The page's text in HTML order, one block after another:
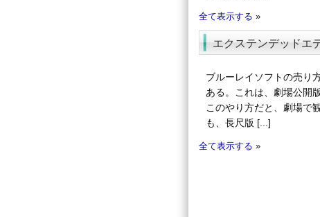
全て表示する »
エクステンデッドエ
ブルーレイソフトの売り
ある。これは、劇場公開
このやり方だと、劇場で
も、長尺版 [...]
全て表示する »